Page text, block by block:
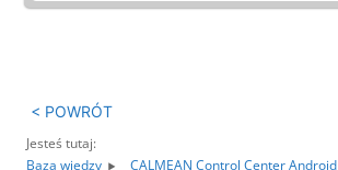
< POWRÓT
Jesteś tutaj:
Baza wiedzy
CALMEAN Control Center Android